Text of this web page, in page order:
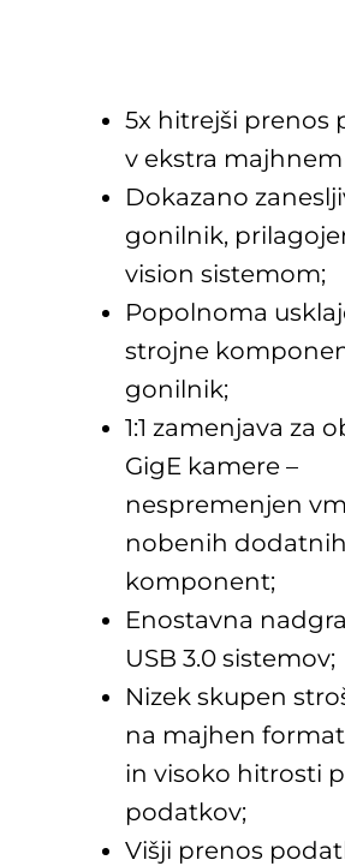
5x hitrejši prenos
v ekstra
Dokazano
gonilnik,
vision sistemom;
Popolnoma
strojne
gonilnik;
1:1 zamenjava za
GigE kamere –
nespremenjen
nobenih dodatnih
komponent;
Enostavna
USB 3.0 sistemov;
Nizek skupen
na majhen
in visoko hitrosti
podatkov;
Višji prenos